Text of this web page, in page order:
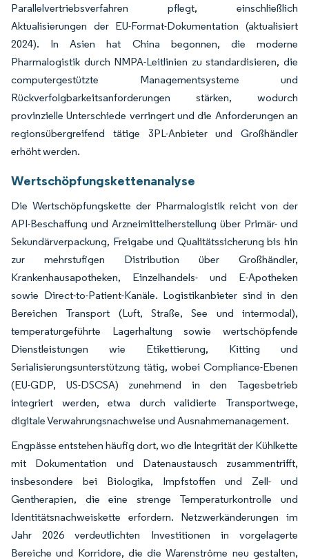
Parallelvertriebsverfahren pflegt, einschließlich
Aktualisierungen der EU-Format-Dokumentation (aktualisiert
2024). In Asien hat China begonnen, die moderne
Pharmalogistik durch NMPA-Leitlinien zu standardisieren, die
computergestützte Managementsysteme und
Rückverfolgbarkeitsanforderungen stärken, wodurch
provinzielle Unterschiede verringert und die Anforderungen an
regionsübergreifend tätige 3PL-Anbieter und Großhändler
erhöht werden.
Wertschöpfungskettenanalyse
Die Wertschöpfungskette der Pharmalogistik reicht von der
API-Beschaffung und Arzneimittelherstellung über Primär- und
Sekundärverpackung, Freigabe und Qualitätssicherung bis hin
zur mehrstufigen Distribution über Großhändler,
Krankenhausapotheken, Einzelhandels- und E-Apotheken
sowie Direct-to-Patient-Kanäle. Logistikanbieter sind in den
Bereichen Transport (Luft, Straße, See und intermodal),
temperaturgeführte Lagerhaltung sowie wertschöpfende
Dienstleistungen wie Etikettierung, Kitting und
Serialisierungsunterstützung tätig, wobei Compliance-Ebenen
(EU-GDP, US-DSCSA) zunehmend in den Tagesbetrieb
integriert werden, etwa durch validierte Transportwege,
digitale Verwahrungsnachweise und Ausnahmemanagement.
Engpässe entstehen häufig dort, wo die Integrität der Kühlkette
mit Dokumentation und Datenaustausch zusammentrifft,
insbesondere bei Biologika, Impfstoffen und Zell- und
Gentherapien, die eine strenge Temperaturkontrolle und
Identitätsnachweiskette erfordern. Netzwerkänderungen im
Jahr 2026 verdeutlichten Investitionen in vorgelagerte
Bereiche und Korridore, die die Warenströme neu gestalten,